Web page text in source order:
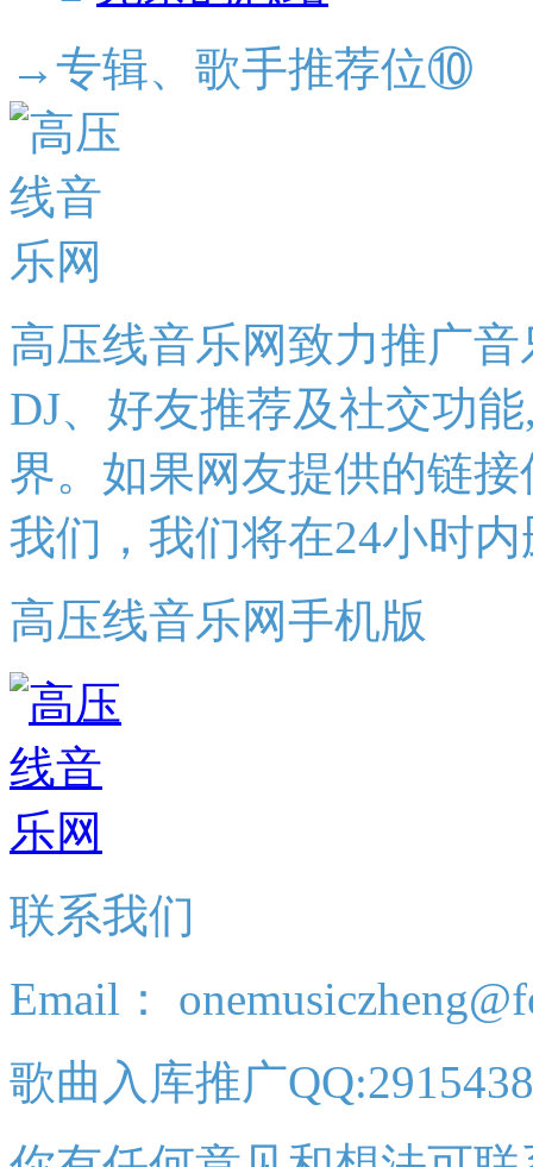
→专辑、歌手推荐位⑩
高压线音乐网致力推广
DJ、好友推荐及社交功
界。如果网友提供的链
我们，我们将在24小时
高压线音乐网手机版
联系我们
Email：
歌曲入库推广